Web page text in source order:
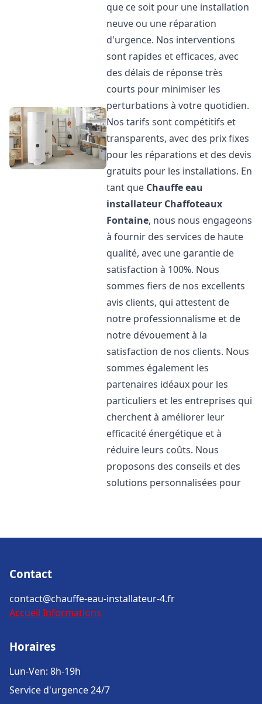
que ce soit pour une installation
neuve ou une réparation
d'urgence. Nos interventions
sont rapides et efficaces, avec
des délais de réponse très
courts pour minimiser les
perturbations à votre quotidien.
Nos tarifs sont compétitifs et
transparents, avec des prix fixes
pour les réparations et des devis
gratuits pour les installations. En
tant que Chauffe eau
installateur Chaffoteaux
Fontaine, nous nous engageons
à fournir des services de haute
qualité, avec une garantie de
satisfaction à 100%. Nous
sommes fiers de nos excellents
avis clients, qui attestent de
notre professionnalisme et de
notre dévouement à la
satisfaction de nos clients. Nous
sommes également les
partenaires idéaux pour les
particuliers et les entreprises qui
cherchent à améliorer leur
efficacité énergétique et à
réduire leurs coûts. Nous
proposons des conseils et des
solutions personnalisées pour
Contact
contact@chauffe-eau-installateur-4.fr
Accueil Informations
Horaires
Lun-Ven: 8h-19h
Service d'urgence 24/7